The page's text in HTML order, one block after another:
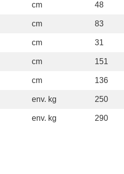
cm 48
cm 83
cm 31
cm 151
cm 136
env. kg 250
env. kg 290